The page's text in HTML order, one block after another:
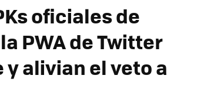
oficiales de
PWA de Twitter
alivian el veto a